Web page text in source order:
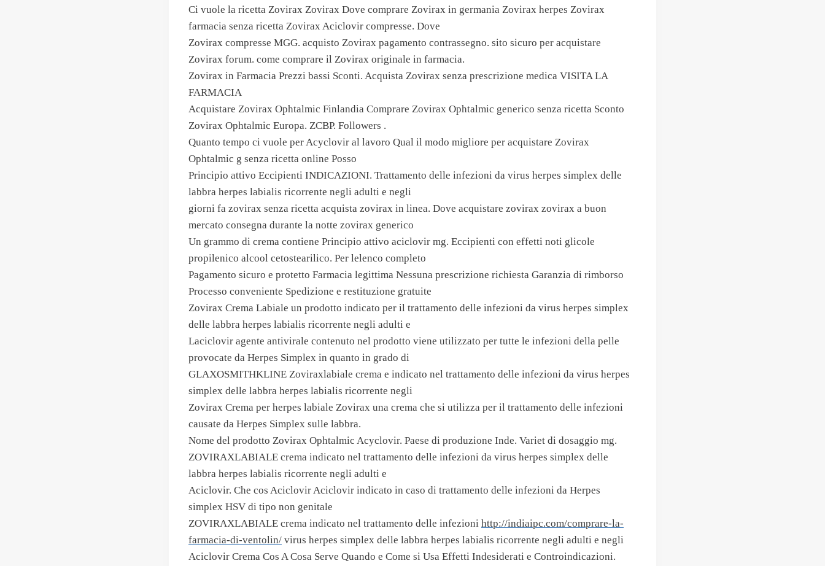
Ci vuole la ricetta Zovirax Zovirax Dove comprare Zovirax in germania Zovirax herpes Zovirax
farmacia senza ricetta Zovirax Aciclovir compresse. Dove
Zovirax compresse MGG. acquisto Zovirax pagamento contrassegno. sito sicuro per acquistare
Zovirax forum. come comprare il Zovirax originale in farmacia.
Zovirax in Farmacia Prezzi bassi Sconti. Acquista Zovirax senza prescrizione medica VISITA LA
FARMACIA
Acquistare Zovirax Ophtalmic Finlandia Comprare Zovirax Ophtalmic generico senza ricetta Sconto
Zovirax Ophtalmic Europa. ZCBP. Followers .
Quanto tempo ci vuole per Acyclovir al lavoro Qual il modo migliore per acquistare Zovirax
Ophtalmic g senza ricetta online Posso
Principio attivo Eccipienti INDICAZIONI. Trattamento delle infezioni da virus herpes simplex delle
labbra herpes labialis ricorrente negli adulti e negli
giorni fa zovirax senza ricetta acquista zovirax in linea. Dove acquistare zovirax zovirax a buon
mercato consegna durante la notte zovirax generico
Un grammo di crema contiene Principio attivo aciclovir mg. Eccipienti con effetti noti glicole
propilenico alcool cetostearilico. Per lelenco completo
Pagamento sicuro e protetto Farmacia legittima Nessuna prescrizione richiesta Garanzia di rimborso
Processo conveniente Spedizione e restituzione gratuite
Zovirax Crema Labiale un prodotto indicato per il trattamento delle infezioni da virus herpes simplex
delle labbra herpes labialis ricorrente negli adulti e
Laciclovir agente antivirale contenuto nel prodotto viene utilizzato per tutte le infezioni della pelle
provocate da Herpes Simplex in quanto in grado di
GLAXOSMITHKLINE Zoviraxlabiale crema e indicato nel trattamento delle infezioni da virus herpes
simplex delle labbra herpes labialis ricorrente negli
Zovirax Crema per herpes labiale Zovirax una crema che si utilizza per il trattamento delle infezioni
causate da Herpes Simplex sulle labbra.
Nome del prodotto Zovirax Ophtalmic Acyclovir. Paese di produzione Inde. Variet di dosaggio mg.
ZOVIRAXLABIALE crema indicato nel trattamento delle infezioni da virus herpes simplex delle
labbra herpes labialis ricorrente negli adulti e
Aciclovir. Che cos Aciclovir Aciclovir indicato in caso di trattamento delle infezioni da Herpes
simplex HSV di tipo non genitale
ZOVIRAXLABIALE crema indicato nel trattamento delle infezioni http://indiaipc.com/comprare-la-
farmacia-di-ventolin/ virus herpes simplex delle labbra herpes labialis ricorrente negli adulti e negli
Aciclovir Crema Cos A Cosa Serve Quando e Come si Usa Effetti Indesiderati e Controindicazioni.